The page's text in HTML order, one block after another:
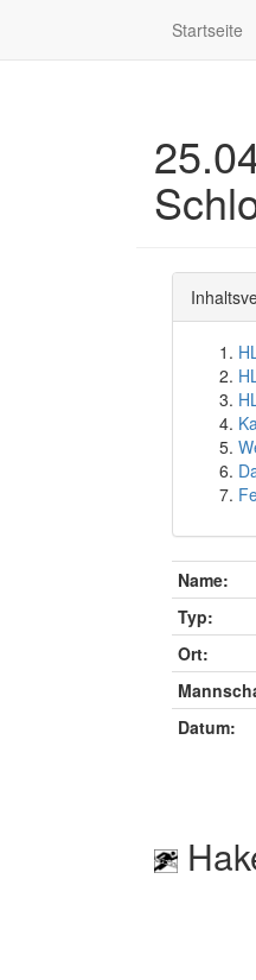
Startseite
Name:
Typ:
Ort:
Datum: